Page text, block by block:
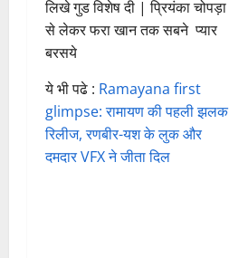
लिखे गुड विशेष दी | प्रियंका चोपड़ा
से लेकर फरा खान तक सबने प्यार
बरसये
ये भी पढे : Ramayana first
glimpse: रामायण की पहली झलक
रिलीज, रणबीर-यश के लुक और
दमदार VFX ने जीता दिल